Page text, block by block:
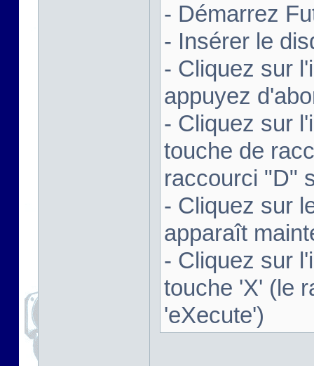
- Démarrez
- Insérer le
- Cliquez sur
appuyez
- Cliquez sur
touche de
raccourci "D"
- Cliquez sur
apparaît
- Cliquez sur
touche 'X' (le
'eXecute')